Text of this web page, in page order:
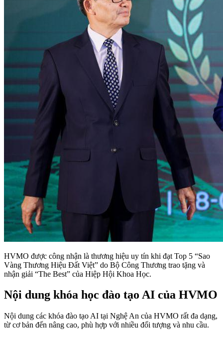
HVMO được công nhận là thương hiệu uy tín khi đạt Top 5 “Sao
Vàng Thương Hiệu Đất Việt” do Bộ Công Thương trao tặng và
nhận giải “The Best” của Hiệp Hội Khoa Học.
Nội dung khóa học đào tạo AI của HVMO
Nội dung các khóa đào tạo AI tại Nghệ An của HVMO rất đa dạng,
từ cơ bản đến nâng cao, phù hợp với nhiều đối tượng và nhu cầu.